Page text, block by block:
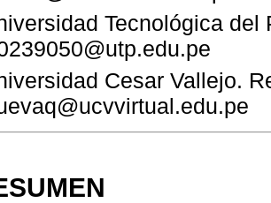
Tecnológica
Cesar Vallejo.